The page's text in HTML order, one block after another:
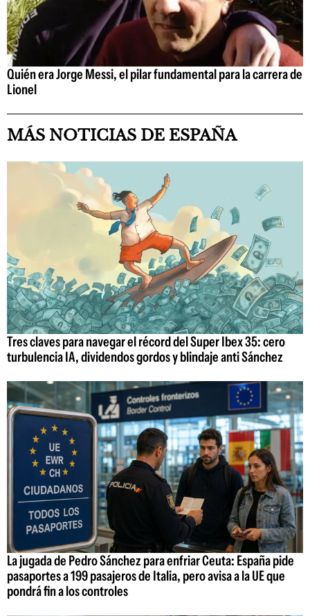
Quién era Jorge Messi, el pilar fundamental para la carrera de
Lionel
MÁS NOTICIAS DE ESPAÑA
Tres claves para navegar el récord del Super Ibex 35: cero
turbulencia IA, dividendos gordos y blindaje anti Sánchez
La jugada de Pedro Sánchez para enfriar Ceuta: España pide
pasaportes a 199 pasajeros de Italia, pero avisa a la UE que
pondrá fin a los controles